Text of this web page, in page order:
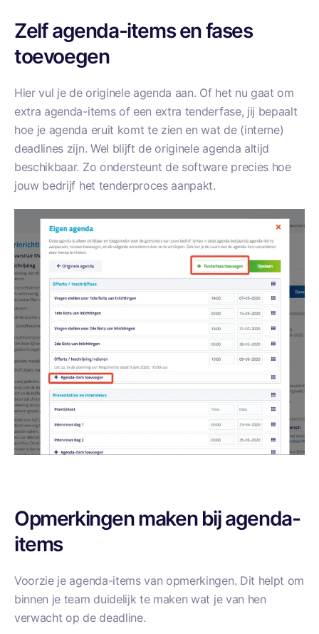
Zelf agenda-items en fases
toevoegen
Hier vul je de originele agenda aan. Of het nu gaat om
extra agenda-items of een extra tenderfase, jij bepaalt
hoe je agenda eruit komt te zien en wat de (interne)
deadlines zijn. Wel blijft de originele agenda altijd
beschikbaar. Zo ondersteunt de software precies hoe
jouw bedrijf het tenderproces aanpakt.
Opmerkingen maken bij agenda-
items
Voorzie je agenda-items van opmerkingen. Dit helpt om
binnen je team duidelijk te maken wat je van hen
verwacht op de deadline.